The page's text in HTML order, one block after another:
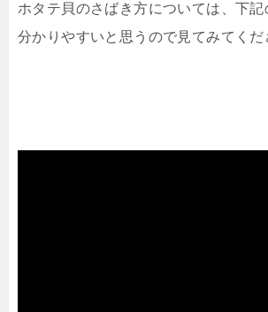
ホタテ貝のさばき方については、下記
分かりやすいと思うので見てみてくだ